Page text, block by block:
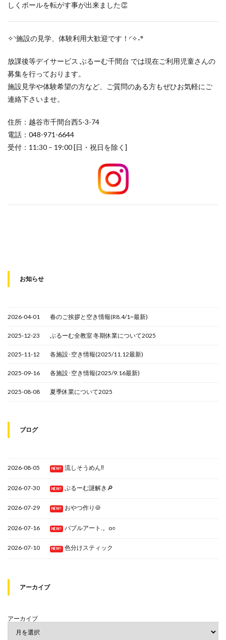
しくボールを転がす事が出来ました👏
✧◝施設の見学、体験利用大歓迎です！◜✧˖°
放課後等デイサービス ぶるーむ千間台 では現在ご利用児童さんの
募集を行っております。
施設見学や体験希望の方など、ご質問のある方もぜひお気軽にご
連絡下さいませ。
住所：越谷市千間台西5-3-74
電話：048-971-6644
受付：11:30 – 19:00 [日・祝日を除く]
お知らせ
2026-04-01 春のご挨拶と空き情報(R8.4/1~最新)
2025-12-23 ぶるーむ全教室 冬期休業について2025
2025-11-12 各施設･空き情報(2025/11.12最新)
2025-09-16 各施設･空き情報(2025/9.16最新)
2025-08-08 夏季休業について2025
ブログ
2026-08-05 NEW! 流しそうめん‼
2026-07-30 NEW! ぶるーむ謎解き🔎
2026-07-29 NEW! おやつ作り🍪
2026-07-16 NEW! バブルアート.。o○
2026-07-10 NEW! 色分けスティック
アーカイブ
アーカイブ